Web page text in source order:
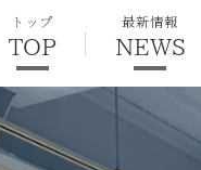
トップ
TOP
最新情報
NEWS